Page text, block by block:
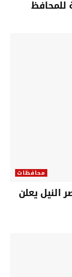
للمحافظ
محافظات
يعلن